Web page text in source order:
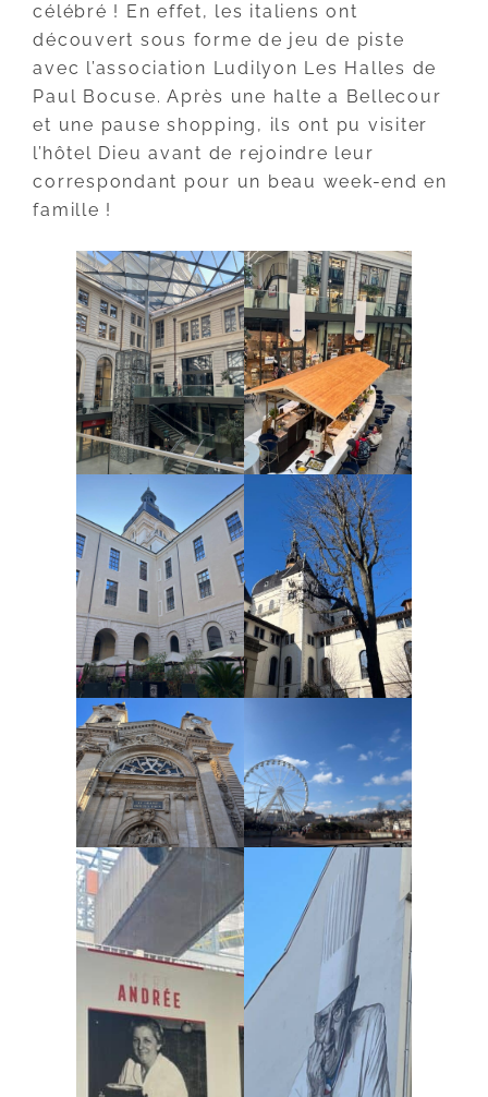
célébré ! En effet, les italiens ont
découvert sous forme de jeu de piste
avec l’association Ludilyon Les Halles de
Paul Bocuse. Après une halte a Bellecour
et une pause shopping, ils ont pu visiter
l’hôtel Dieu avant de rejoindre leur
correspondant pour un beau week-end en
famille !